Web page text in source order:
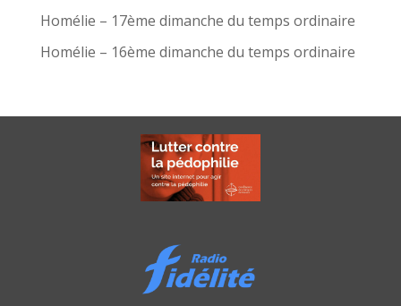
Homélie – 17ème dimanche du temps ordinaire
Homélie – 16ème dimanche du temps ordinaire